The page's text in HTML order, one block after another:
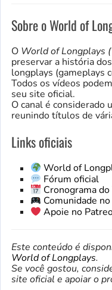
Sobre o World of
O World of Longplays
preservar a história
longplays (gameplays
Todos os vídeos
seu site oficial.
O canal é considerado
reunindo títulos de
Links oficiais
World of
Fórum oficial
Cronograma do
Comunidade
Apoie no
Este conteúdo é
World of Longplays.
Se você gostou,
site oficial e apoiar o